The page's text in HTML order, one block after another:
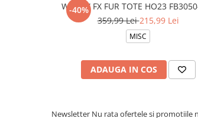
-40%
W NSW FX FUR TOTE HO23
359,99 Lei215,99 Lei
MISC
ADAUGA IN COS
Newsletter Nu rata ofertele si promotiile